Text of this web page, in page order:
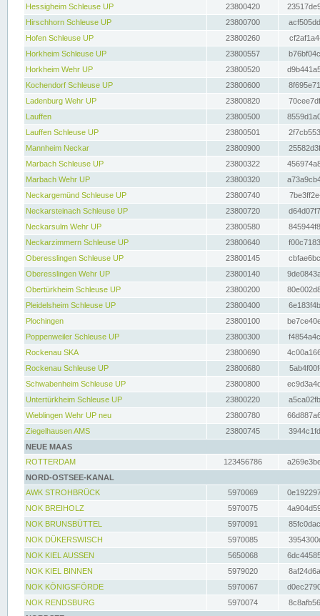
Hessigheim Schleuse UP
23800420
Hirschhorn Schleuse UP
23800700
Hofen Schleuse UP
23800260
Horkheim Schleuse UP
23800557
Horkheim Wehr UP
23800520
Kochendorf Schleuse UP
23800600
Ladenburg Wehr UP
23800820
Lauffen
23800500
Lauffen Schleuse UP
23800501
Mannheim Neckar
23800900
Marbach Schleuse UP
23800322
Marbach Wehr UP
23800320
Neckargemünd Schleuse UP
23800740
Neckarsteinach Schleuse UP
23800720
Neckarsulm Wehr UP
23800580
Neckarzimmern Schleuse UP
23800640
Oberesslingen Schleuse UP
23800145
Oberesslingen Wehr UP
23800140
Obertürkheim Schleuse UP
23800200
Pleidelsheim Schleuse UP
23800400
Plochingen
23800100
Poppenweiler Schleuse UP
23800300
Rockenau SKA
23800690
Rockenau Schleuse UP
23800680
Schwabenheim Schleuse UP
23800800
Untertürkheim Schleuse UP
23800220
Wieblingen Wehr UP neu
23800780
Ziegelhausen AMS
23800745
NEUE MAAS
ROTTERDAM
123456786
NORD-OSTSEE-KANAL
AWK STROHBRÜCK
5970069
NOK BREIHOLZ
5970075
NOK BRUNSBÜTTEL
5970091
NOK DÜKERSWISCH
5970085
NOK KIEL AUSSEN
5650068
NOK KIEL BINNEN
5979020
NOK KÖNIGSFÖRDE
5970067
NOK RENDSBURG
5970074